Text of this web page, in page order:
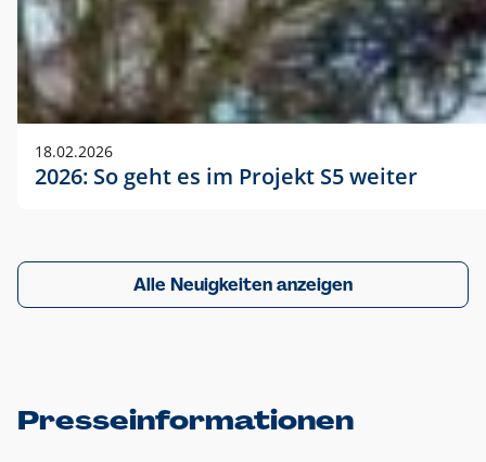
18.02.2026
2026: So geht es im Projekt S5 weiter
Alle Neuigkeiten anzeigen
Presseinformationen